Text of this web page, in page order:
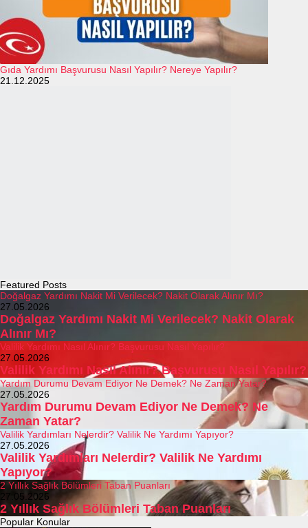
Gıda Yardımı Başvurusu Nasıl Yapılır? Nereye Yapılır?
21.12.2025
Featured Posts
Doğalgaz Yardımı Nakit Mi Verilecek? Nakit Olarak Alınır Mı?
27.05.2026
Doğalgaz Yardımı Nakit Mi Verilecek? Nakit Olarak
Alınır Mı?
Valilik Yardımı Nasıl Alınır? Başvurusu Nasıl Yapılır?
27.05.2026
Valilik Yardımı Nasıl Alınır? Başvurusu Nasıl Yapılır?
Yardım Durumu Devam Ediyor Ne Demek? Ne Zaman Yatar?
27.05.2026
Yardım Durumu Devam Ediyor Ne Demek? Ne
Zaman Yatar?
Valilik Yardımları Nelerdir? Valilik Ne Yardımı Yapıyor?
27.05.2026
Valilik Yardımları Nelerdir? Valilik Ne Yardımı
Yapıyor?
2 Yıllık Sağlık Bölümleri Taban Puanları
27.05.2026
2 Yıllık Sağlık Bölümleri Taban Puanları
Popular Konular